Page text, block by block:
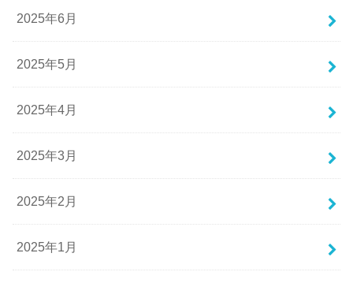
2025年6月
2025年5月
2025年4月
2025年3月
2025年2月
2025年1月